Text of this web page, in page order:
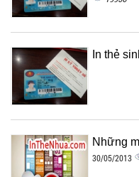
In thẻ
Những
30/05/2013